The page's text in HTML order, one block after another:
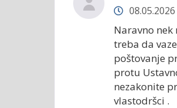
Naravno
treba da
poštovanje
protu
nezakonite
vlastodršci .